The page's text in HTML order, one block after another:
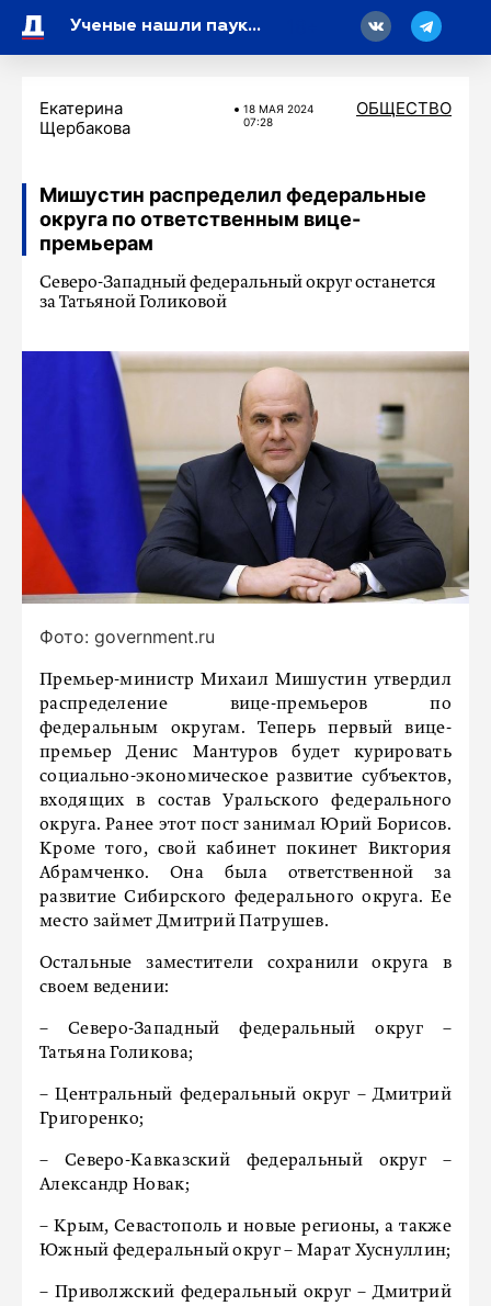
Ученые нашли паука с бронированными ногами
Екатерина
Щербакова
18 МАЯ 2024
07:28
ОБЩЕСТВО
Мишустин распределил федеральные
округа по ответственным вице-
премьерам
Северо-Западный федеральный округ останется
за Татьяной Голиковой
Фото: government.ru
Премьер-министр Михаил Мишустин утвердил
распределение вице-премьеров по
федеральным округам. Теперь первый вице-
премьер Денис Мантуров будет курировать
социально-экономическое развитие субъектов,
входящих в состав Уральского федерального
округа. Ранее этот пост занимал Юрий Борисов.
Кроме того, свой кабинет покинет Виктория
Абрамченко. Она была ответственной за
развитие Сибирского федерального округа. Ее
место займет Дмитрий Патрушев.
Остальные заместители сохранили округа в
своем ведении:
– Северо-Западный федеральный округ –
Татьяна Голикова;
– Центральный федеральный округ – Дмитрий
Григоренко;
– Северо-Кавказский федеральный округ –
Александр Новак;
– Крым, Севастополь и новые регионы, а также
Южный федеральный округ – Марат Хуснуллин;
– Приволжский федеральный округ – Дмитрий